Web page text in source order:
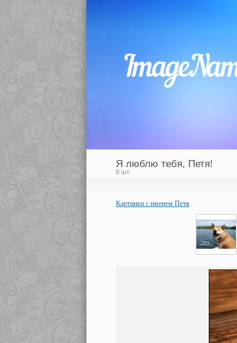
Я люблю тебя, Петя!
8 шт.
Картинки с именем Петя